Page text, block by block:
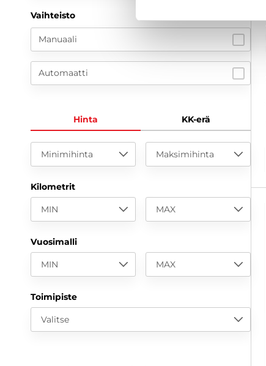
Vaihteisto
Manuaali
Automaatti
Hinta KK-erä
Minimihinta Maksimihinta
Kilometrit
MIN MAX
Vuosimalli
MIN MAX
Toimipiste
Valitse